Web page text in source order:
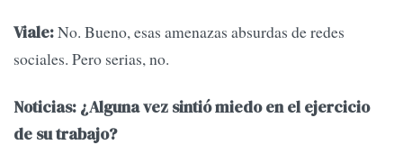
Viale:No. Bueno, esas amenazas absurdas de redes
sociales. Pero serias, no.
Noticias: ¿Alguna vez sintió miedo en el ejercicio
de su trabajo?